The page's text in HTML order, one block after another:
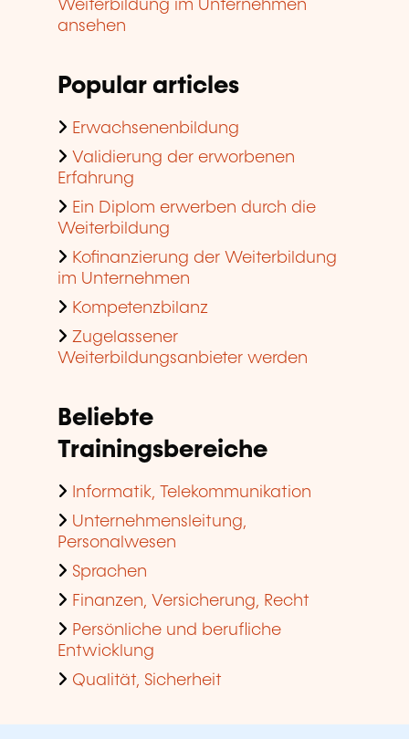
Weiterbildung im Unternehmen
ansehen
Popular articles
Erwachsenenbildung
Validierung der erworbenen
Erfahrung
Ein Diplom erwerben durch die
Weiterbildung
Kofinanzierung der Weiterbildung
im Unternehmen
Kompetenzbilanz
Zugelassener
Weiterbildungsanbieter werden
Beliebte
Trainingsbereiche
Informatik, Telekommunikation
Unternehmensleitung,
Personalwesen
Sprachen
Finanzen, Versicherung, Recht
Persönliche und berufliche
Entwicklung
Qualität, Sicherheit